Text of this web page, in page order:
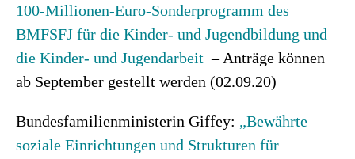
100-Millionen-Euro-Sonderprogramm des
BMFSFJ für die Kinder- und Jugendbildung und
die Kinder- und Jugendarbeit – Anträge können
ab September gestellt werden (02.09.20)
Bundesfamilienministerin Giffey: „Bewährte
soziale Einrichtungen und Strukturen für